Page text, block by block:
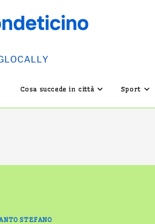
Cosa succede in città Sport
STEFANO